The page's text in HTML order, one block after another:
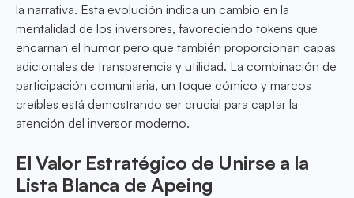
la narrativa. Esta evolución indica un cambio en la
mentalidad de los inversores, favoreciendo tokens que
encarnan el humor pero que también proporcionan capas
adicionales de transparencia y utilidad. La combinación de
participación comunitaria, un toque cómico y marcos
creíbles está demostrando ser crucial para captar la
atención del inversor moderno.
El Valor Estratégico de Unirse a la
Lista Blanca de Apeing